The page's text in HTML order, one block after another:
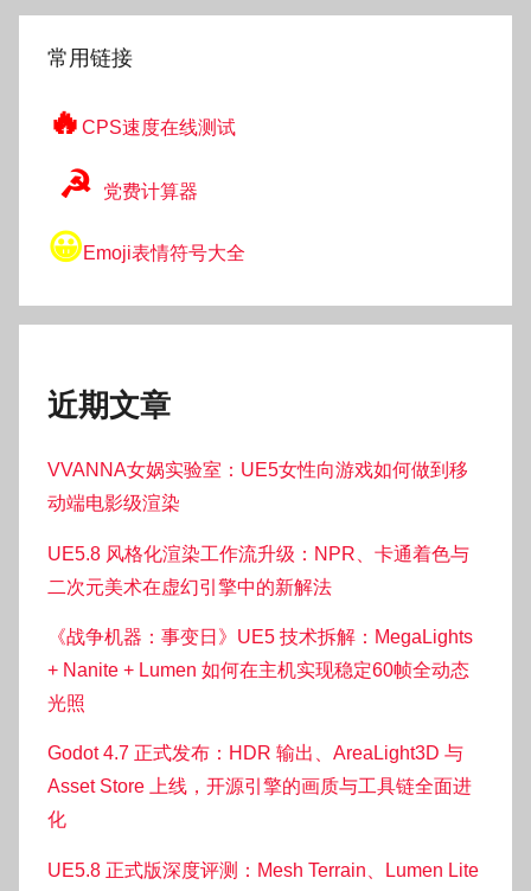
索
常用链接
🔥 CPS速度在线测试
☭ 党费计算器
😀Emoji表情符号大全
近期文章
VVANNA女娲实验室：UE5女性向游戏如何做到移
动端电影级渲染
UE5.8 风格化渲染工作流升级：NPR、卡通着色与
二次元美术在虚幻引擎中的新解法
《战争机器：事变日》UE5 技术拆解：MegaLights
+ Nanite + Lumen 如何在主机实现稳定60帧全动态
光照
Godot 4.7 正式发布：HDR 输出、AreaLight3D 与
Asset Store 上线，开源引擎的画质与工具链全面进
化
UE5.8 正式版深度评测：Mesh Terrain、Lumen Lite